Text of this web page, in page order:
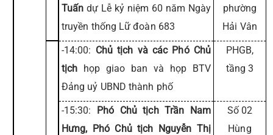
Tuấn dự Lễ kỷ niệm 60 năm Ngày
truyền thống Lữ đoàn 683
phường
Hải Vân
-14:00: Chủ tịch và các Phó Chủ
tịch họp giao ban và họp BTV
Đảng uỷ UBND thành phố
PHGB,
tầng 3
-15:30: Phó Chủ tịch Trần Nam
Hưng, Phó Chủ tịch Nguyễn Thị
Số 02
Hùng